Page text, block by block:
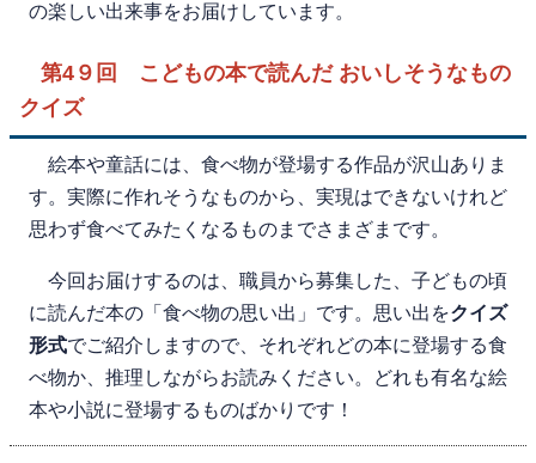
の楽しい出来事をお届けしています。
第4９回 こどもの本で読んだ おいしそうなもの
クイズ
絵本や童話には、食べ物が登場する作品が沢山ありま
す。実際に作れそうなものから、実現はできないけれど
思わず食べてみたくなるものまでさまざまです。
今回お届けするのは、職員から募集した、子どもの頃
に読んだ本の「食べ物の思い出」です。思い出をクイズ
形式でご紹介しますので、それぞれどの本に登場する食
べ物か、推理しながらお読みください。どれも有名な絵
本や小説に登場するものばかりです！